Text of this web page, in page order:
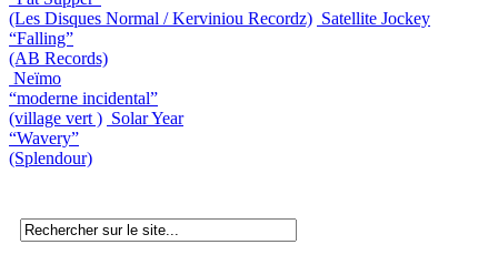
(Les Disques Normal / Kerviniou Recordz) Satellite Jockey
“Falling”
(AB Records)
Neïmo
“moderne incidental”
(village vert ) Solar Year
“Wavery”
(Splendour)